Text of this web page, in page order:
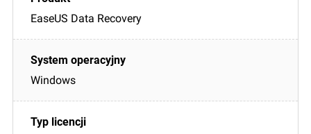
EaseUS Data Recovery
Windows